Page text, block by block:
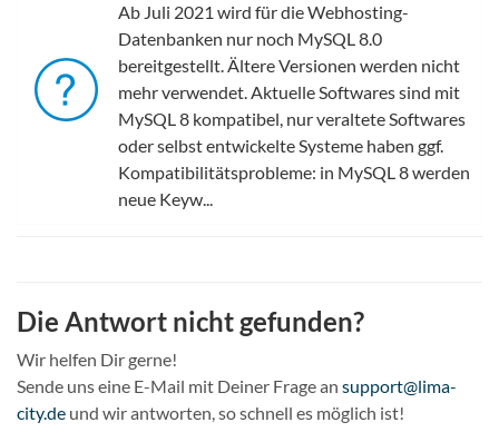
Ab Juli 2021 wird für die Webhosting-
Datenbanken nur noch MySQL 8.0
bereitgestellt. Ältere Versionen werden nicht
mehr verwendet. Aktuelle Softwares sind mit
MySQL 8 kompatibel, nur veraltete Softwares
oder selbst entwickelte Systeme haben ggf.
Kompatibilitätsprobleme: in MySQL 8 werden
neue Keyw...
Die Antwort nicht gefunden?
Wir helfen Dir gerne!
Sende uns eine E-Mail mit Deiner Frage an support@lima-
city.de und wir antworten, so schnell es möglich ist!